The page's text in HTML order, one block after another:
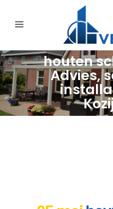
houten
Advies,